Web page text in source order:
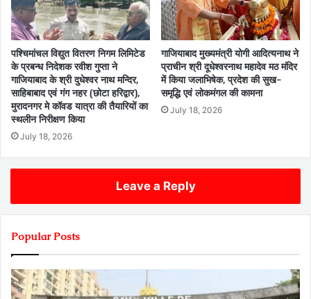
पश्चिमांचल विद्युत वितरण निगम लिमिटेड
के प्रबन्ध निदेशक रवीश गुप्ता ने
गाजियाबाद के श्री दुधेश्वर नाथ मन्दिर,
साहिबाबाद एवं गंग नहर (छोटा हरिद्वार),
मुरादनगर मे कॉवड यात्रा की तैयारियों का
स्थलीन निरीक्षण किया
July 18, 2026
गाजियाबाद मुख्यमंत्री योगी आदित्यनाथ ने
प्राचीन श्री दूधेश्वरनाथ महादेव मठ मंदिर
में किया जलाभिषेक, प्रदेश की सुख-
समृद्धि एवं लोकमंगल की कामना
July 18, 2026
Leave a Reply
Popular Posts